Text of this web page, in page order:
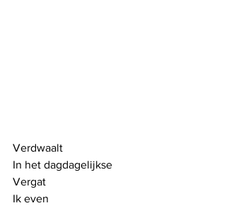
Verdwaalt
In het dagdagelijkse
Vergat
Ik even